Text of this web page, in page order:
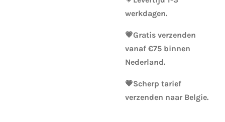
werkdagen.
💗Gratis verzenden
vanaf €75 binnen
Nederland.
💗Scherp tarief
verzenden naar Belgie.